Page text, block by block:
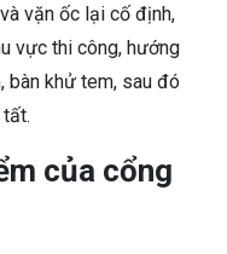
vặn ốc lại cố định,
vực thi công, hướng
bàn khử tem, sau đó
của cổng